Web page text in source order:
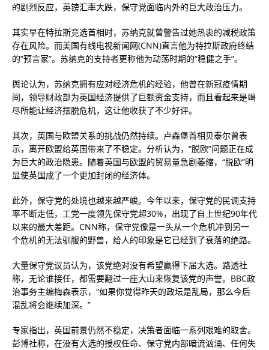
的剧烈反应，英镑汇率大跌，保守党面临内外的巨大政治压力。
其实早在特拉斯竞选首相时，苏纳克就曾警告过她热衷的减税政策
存在风险。而美国有线电视新闻网(CNN)直言他为特拉斯政府终结
的“预言家”。苏纳克的支持者更称他为动荡时期的“稳健之手”。
舆论认为，苏纳克拥有应对经济危机的经验，他曾在新冠疫情期
间，领导财政部为英国经济提供了巨额资金支持，而且看起来是竭
尽所能让经济摆脱危机，这让他收获了不少好评。
其次，英国与欧盟关系的挑战仍然持续。卢森堡首相贝泰尔曾表
示，离开欧盟给英国带来了不稳定。分析认为，“脱欧”问题正在成
为巨大的政治隐患。随着英国与欧盟的贸易量急剧萎缩，“脱欧”明
显使英国成了一个更加封闭的经济体。
此外，保守党的处境也越来越严峻。今年以来，保守党的民调支持
率不断走低，工党一度领先保守党超30%，出现了自上世纪90年代
以来的最大差距。CNN称，保守党像是一头从一个危机冲到另一
个危机的无法驯服的野兽，给人的印象是它已经到了衰落的绝路。
大量保守党议员认为，该党绝对没有希望赢得下届大选。路透社
称，无论谁接任，都需要翻过一座大山来恢复该党的声誉。BBC政
治事务主编梅森表示，“如果你觉得昨天的政坛是乱局，那么今后
混乱将会继续加深。”
专家指出，英国前景仍然不稳定，决策者面临一系列艰难的取舍。
彭博社称，在没有大选的授权任命、保守党内部暗流汹涌、任何失